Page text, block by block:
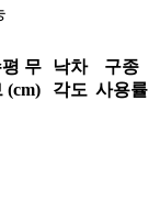
무
(cm)
낙차
각도
구종
사용률